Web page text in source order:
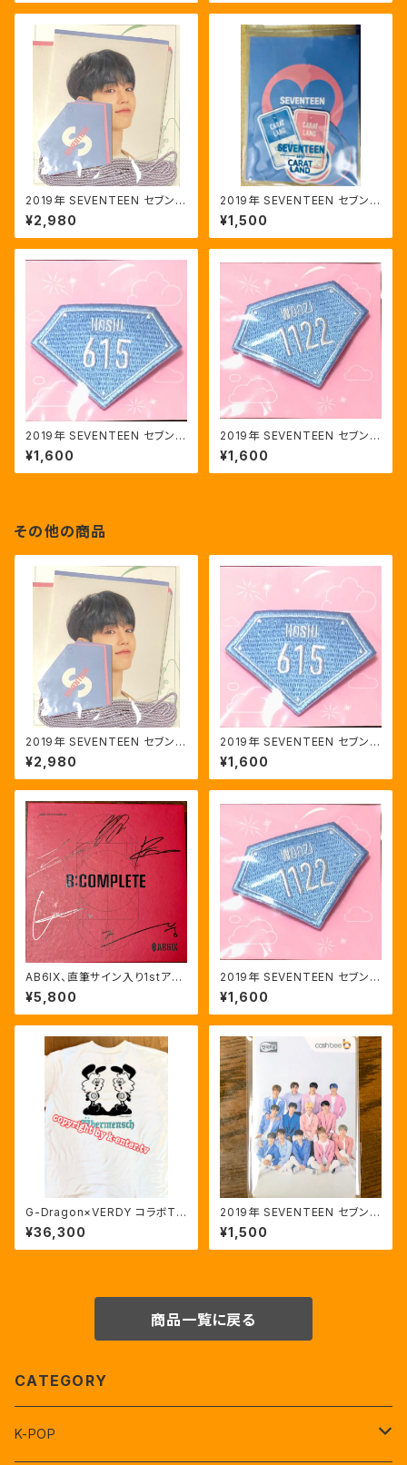
2019年 SEVENTEEN セブンテ
ィーン ソウル ファンミ GARLA
ND
¥2,980
2019年 SEVENTEEN セブンテ
ィーン ソウル ファンミ ステッカ
ーセット
¥1,500
2019年 SEVENTEEN セブンテ
ィーン ソウル ファンミ ワッペン
ブローチ ホシ 615番
¥1,600
2019年 SEVENTEEN セブンテ
ィーン ソウル ファンミ ワッペン
ブローチ ウジ WOOZI 1122番
¥1,600
その他の商品
2019年 SEVENTEEN セブンテ
ィーン ソウル ファンミ GARLA
ND
¥2,980
2019年 SEVENTEEN セブンテ
ィーン ソウル ファンミ ワッペン
ブローチ ホシ 615番
¥1,600
AB6IX、直筆サイン入り1stアル
バム
¥5,800
2019年 SEVENTEEN セブンテ
ィーン ソウル ファンミ ワッペン
ブローチ ウジ WOOZI 1122番
¥1,600
G-Dragon×VERDY コラボTシ
ャツ白(XL)
¥36,300
2019年 SEVENTEEN セブンテ
ィーン ソウル ファンミ 公式キャ
ッシュビーカード CASH BEE C
ARD
¥1,500
商品一覧に戻る
CATEGORY
K-POP